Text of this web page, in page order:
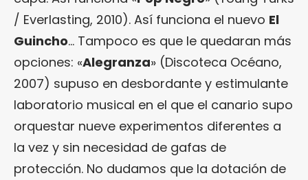
/ Everlasting, 2010). Así funciona el nuevo El
Guincho… Tampoco es que le quedaran más
opciones: «Alegranza» (Discoteca Océano,
2007) supuso en desbordante y estimulante
laboratorio musical en el que el canario supo
orquestar nueve experimentos diferentes a
la vez y sin necesidad de gafas de
protección. No dudamos que la dotación de